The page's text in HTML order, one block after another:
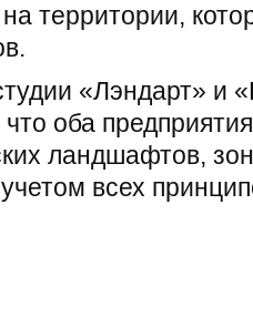
территории,
«Лэндарт» и
оба
ландшафтов,
всех